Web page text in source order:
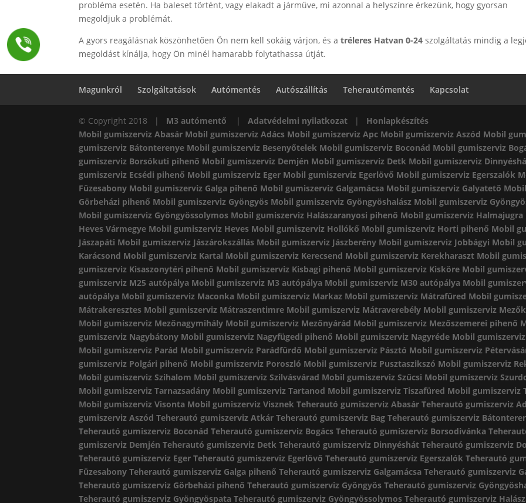
probléma esetén. Ha baleset történt, vagy elakadt a járműve, mi azonnal a helyszínre érkezünk, hogy gyorsan
megoldjuk a problémát.
A gyors reagálásnak köszönhetően Ön nem kell sokáig várjon, és atréleres Hatvan 0-24 szolgáltatás mindig a
megoldást kínálja, hogy Ön minél hamarabb folytathassa útját.
Magunkról Szolgáltatások Autómentés Autószállítás Teherautómentés Kapcsolat
© Copyright 2018 | M3 autómentő |Adatvédelmi nyilatkozat | Honlapkészítés
Mobil gumiszerviz Abasár Mobil gumiszerviz Adács Mobil gumiszerviz Apc Mobil gumiszerviz Aszód Mobil
gumiszerviz Bátonterenye Mobil gumiszerviz Besenyőtelek Mobil gumiszerviz Boconád Mobil gumiszerviz
gumiszerviz Borsókuti pihenő Mobil gumiszerviz Demjén Mobil gumiszerviz Detk Mobil gumiszerviz
gumiszerviz Ecsédi pihenő Mobil gumiszerviz Eger Mobil gumiszerviz Egerlövő Mobil gumiszerviz Egerszalók
Füzesabony Mobil gumiszerviz Galga pihenő Mobil gumiszerviz Galgamácsa Mobil gumiszerviz Galyatető
Görbeházi pihenő Mobil gumiszerviz Gyöngyös Mobil gumiszerviz Gyöngyöshalász Mobil gumiszerviz
Mobil gumiszerviz Gyöngyössolymos Mobil gumiszerviz Halászaranyosi pihenő Mobil gumiszerviz Halmajugra
Heves Vármegye Mobil gumiszerviz Heves Mobil gumiszerviz Hollókő Mobil gumiszerviz Horti pihenő Mobil
Jászapáti Mobil gumiszerviz Jászárokszállás Mobil gumiszerviz Jászberény Mobil gumiszerviz Jobbágyi Mobil
Karácsond Mobil gumiszerviz Kartal Mobil gumiszerviz Kerecsend Mobil gumiszerviz Kerekharaszt Mobil
gumiszerviz Kisaszonytéri pihenő Mobil gumiszerviz Kisbagi pihenő Mobil gumiszerviz Kisköre Mobil
gumiszerviz M25 autópálya Mobil gumiszerviz M3 autópálya Mobil gumiszerviz M30 autópálya Mobil
autópálya Mobil gumiszerviz Maconka Mobil gumiszerviz Markaz Mobil gumiszerviz Mátrafüred Mobil
Mátrakeresztes Mobil gumiszerviz Mátraszentimre Mobil gumiszerviz Mátraverebély Mobil gumiszerviz
Mobil gumiszerviz Mezőnagymihály Mobil gumiszerviz Mezőnyárád Mobil gumiszerviz Mezőszemerei pihenő
gumiszerviz Nagybátony Mobil gumiszerviz Nagyfügedi pihenő Mobil gumiszerviz Nagyréde Mobil
Mobil gumiszerviz Parád Mobil gumiszerviz Parádfürdő Mobil gumiszerviz Pásztó Mobil gumiszerviz
gumiszerviz Polgári pihenő Mobil gumiszerviz Poroszló Mobil gumiszerviz Pusztaszikszó Mobil gumiszerviz
Mobil gumiszerviz Szihalom Mobil gumiszerviz Szilvásvárad Mobil gumiszerviz Szűcsi Mobil gumiszerviz
Mobil gumiszerviz Tarnazsadány Mobil gumiszerviz Tartanod Mobil gumiszerviz Tiszafüred Mobil gumiszerviz
Mobil gumiszerviz Visonta Mobil gumiszerviz Visznek Teherautó gumiszerviz Abasár Teherautó gumiszerviz
gumiszerviz Aszód Teherautó gumiszerviz Atkár Teherautó gumiszerviz Bag Teherautó gumiszerviz
Teherautó gumiszerviz Boconád Teherautó gumiszerviz Bogács Teherautó gumiszerviz Borsodivánka
gumiszerviz Demjén Teherautó gumiszerviz Detk Teherautó gumiszerviz Dinnyéshát Teherautó gumiszerviz
Teherautó gumiszerviz Eger Teherautó gumiszerviz Egerlövő Teherautó gumiszerviz Egerszalók Teherautó
Füzesabony Teherautó gumiszerviz Galga pihenő Teherautó gumiszerviz Galgamácsa Teherautó gumiszerviz
Teherautó gumiszerviz Görbeházi pihenő Teherautó gumiszerviz Gyöngyös Teherautó gumiszerviz
Teherautó gumiszerviz Gyöngyöspata Teherautó gumiszerviz Gyöngyössolymos Teherautó gumiszerviz